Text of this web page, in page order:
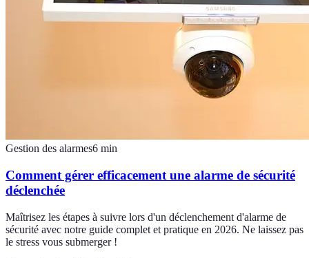
Gestion des alarmes6 min
Comment gérer efficacement une alarme de sécurité
déclenchée
Maîtrisez les étapes à suivre lors d'un déclenchement d'alarme de
sécurité avec notre guide complet et pratique en 2026. Ne laissez pas
le stress vous submerger !